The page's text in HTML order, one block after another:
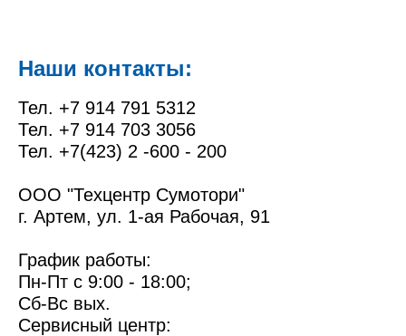
Наши контакты:
Тел. +7 914 791 5312
Тел. +7 914 703 3056
Тел. +7(423) 2 -600 - 200
ООО "Техцентр Сумотори"
г. Артем, ул. 1-ая Рабочая, 91
График работы:
Пн-Пт с 9:00 - 18:00;
Сб-Вс вых.
Сервисный центр: